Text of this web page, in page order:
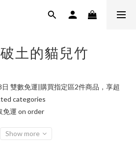
土的貓兒竹
日 雙數免運|購買指定區2件商品，享超
categories
免運 on order
Show more